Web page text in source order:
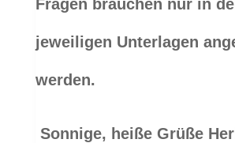
Fragen brauchen nur in
jeweiligen Unterlagen
werden.
Sonnige, heiße Grüße